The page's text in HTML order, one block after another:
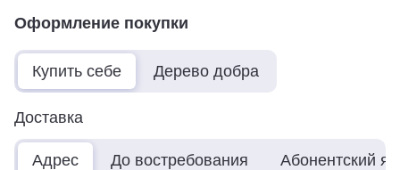
Оформление покупки
Купить себе Дерево добра
Доставка
Адрес До востребования Абонентский